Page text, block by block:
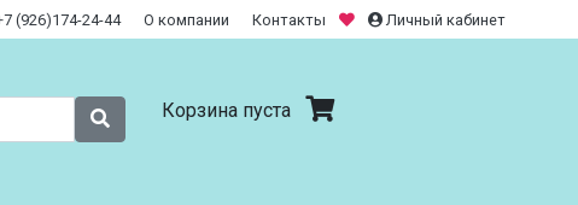
(926)174-24-44 О компании Контакты Личный кабинет
Корзина пуста